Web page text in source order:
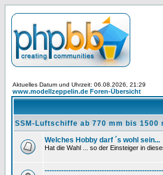
Aktuelles Datum und Uhrzeit: 06.08.2026, 21:29
www.modellzeppelin.de Foren-Übersicht
SSM-Luftschiffe ab 770 mm bis 1500
Welches Hobby darf ´s wohl sein...
Hat die Wahl ... so der Einsteiger in